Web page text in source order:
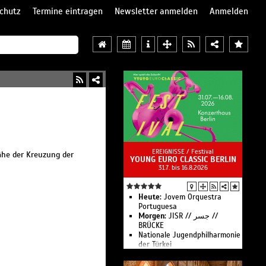
Termine eintragen Newsletter anmelden
Anmelden
der Kreuzung der
EREIGNISSE / Festival
YOUNG EURO CLASSIC BERLIN
31.7. bis 16.8.2026
Heute: Jovem Orques­tra
Portuguesa
Morgen: JISR // جسر //
BRÜCKE
Nationale Jugend­philharmonie
der Türkei
der gu­ten Hoff­nung